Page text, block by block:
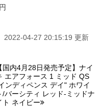
2022-04-27 20:15:19 更新
【国内4月28日発売予定】ナイ
エアフォース 1 ミッド QS
ンディペンス デイ" ホワイ
/バーシティ レッド-ミッドナ
ト ネイビー